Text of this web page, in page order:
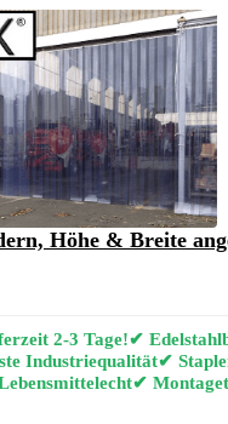
Höhe & Breite
2-3 Tage!✔
Industriequalität✔
✔